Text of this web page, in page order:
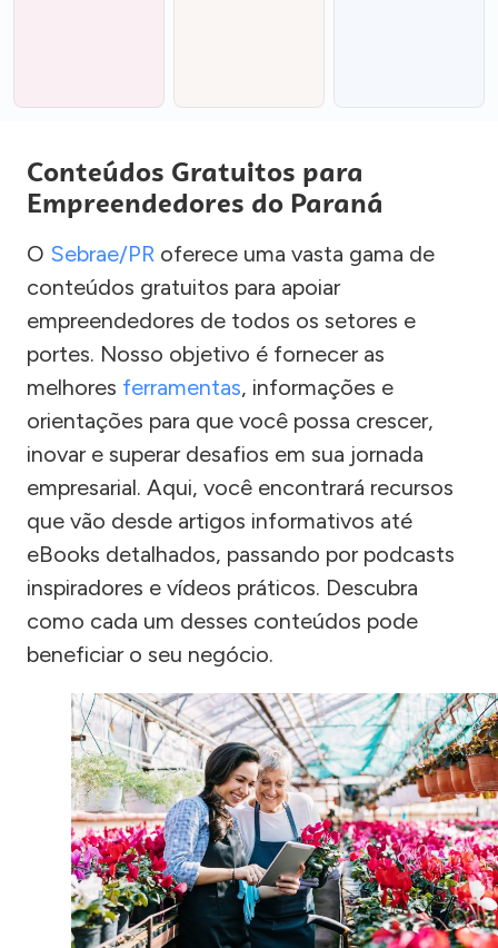
Conteúdos Gratuitos para
Empreendedores do Paraná
O Sebrae/PR oferece uma vasta gama de
conteúdos gratuitos para apoiar
empreendedores de todos os setores e
portes. Nosso objetivo é fornecer as
melhores ferramentas, informações e
orientações para que você possa crescer,
inovar e superar desafios em sua jornada
empresarial. Aqui, você encontrará recursos
que vão desde artigos informativos até
eBooks detalhados, passando por podcasts
inspiradores e vídeos práticos. Descubra
como cada um desses conteúdos pode
beneficiar o seu negócio.